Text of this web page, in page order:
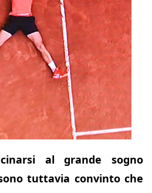
al grande sogno
tuttavia convinto che